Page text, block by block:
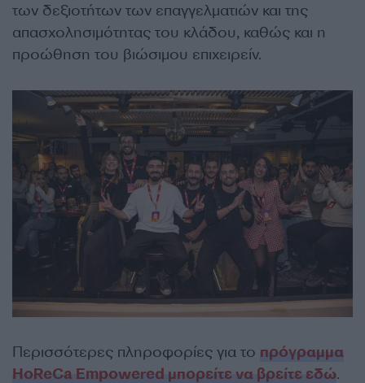
των δεξιοτήτων των επαγγελματιών και της
απασχολησιμότητας του κλάδου, καθώς και η
προώθηση του βιώσιμου επιχειρείν.
Περισσότερες πληροφορίες για το πρόγραμμα
HoReCa Empowered μπορείτε να βρείτε εδώ.